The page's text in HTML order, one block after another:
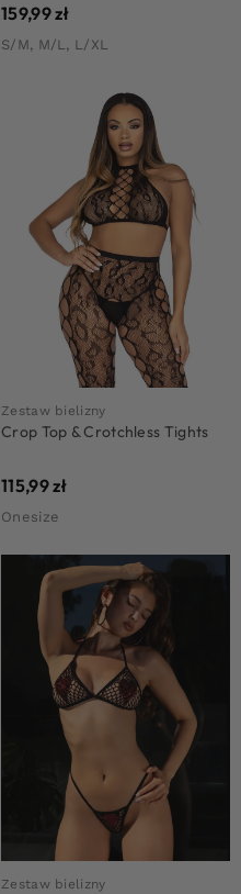
159,99zł
S/M, M/L, L/XL
Zestaw bielizny
Crop Top & Crotchless Tights
115,99zł
Onesize
Zestaw bielizny